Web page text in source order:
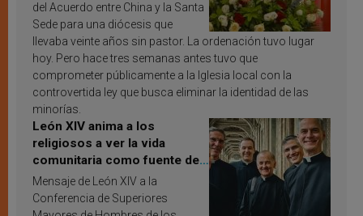
del Acuerdo entre China y la Santa
Sede para una diócesis que
llevaba veinte años sin pastor. La ordenación tuvo lugar
hoy. Pero hace tres semanas antes tuvo que
comprometer públicamente a la Iglesia local con la
controvertida ley que busca eliminar la identidad de las
minorías.
León XIV anima a los
religiosos a ver la vida
comunitaria como fuente de
inspiración y santificación
Mensaje de León XIV a la
Conferencia de Superiores